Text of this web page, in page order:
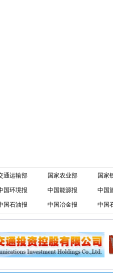
通运输部 国家农业部 国家
国环境报 中国能源报 中国
国石油报 中国冶金报 中国